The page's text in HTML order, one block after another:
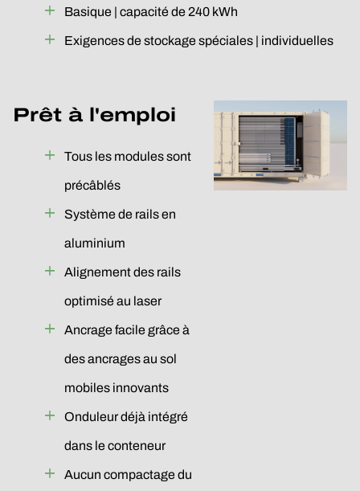
Basique | capacité de 240 kWh
Exigences de stockage spéciales | individuelles
Prêt à l'emploi
Tous les modules sont
précâblés
Système de rails en
aluminium
Alignement des rails
optimisé au laser
Ancrage facile grâce à
des ancrages au sol
mobiles innovants
Onduleur déjà intégré
dans le conteneur
Aucun compactage du